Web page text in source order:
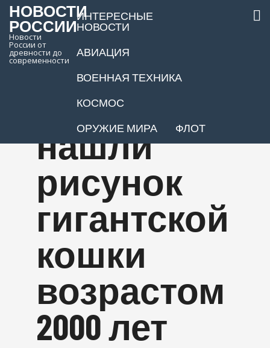
НОВОСТИ
РОССИИ
Новости
России от
древности до
современности
ИНТЕРЕСНЫЕ
НОВОСТИ
АВИАЦИЯ
ВОЕННАЯ ТЕХНИКА
КОСМОС
ОРУЖИЕ МИРА
ФЛОТ
В пустыне
Наска
нашли
рисунок
гигантской
кошки
возрастом
2000 лет